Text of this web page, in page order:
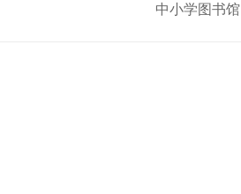
中小学图书馆